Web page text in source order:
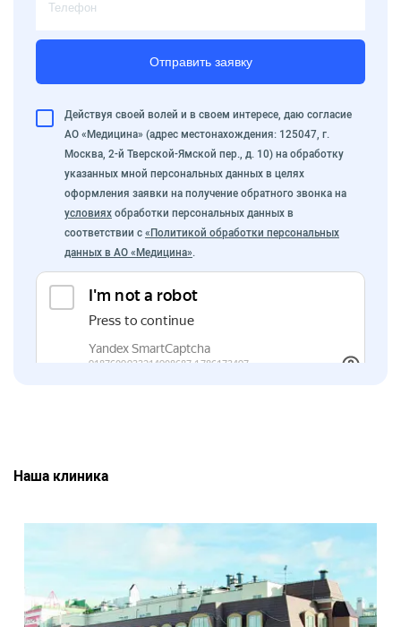
Отправить заявку
Действуя своей волей и в своем интересе, даю согласие
АО «Медицина» (адрес местонахождения: 125047, г.
Москва, 2-й Тверской-Ямской пер., д. 10) на обработку
указанных мной персональных данных в целях
оформления заявки на получение обратного звонка на
условиях обработки персональных данных в
соответствии с «Политикой обработки персональных
данных в АО «Медицина».
Наша клиника